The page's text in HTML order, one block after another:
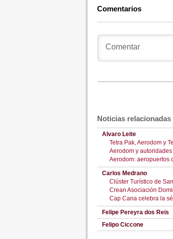
Comentarios
Noticias relacionadas
Alvaro Leite
Tetra Pak, Aerodom y
Aerodom y
Aerodom: aeropuertos
Carlos Medrano
Clúster Turístico de
Crean Asociación
Cap Cana celebra la
Felipe Pereyra dos Reis
Felipo Ciccone